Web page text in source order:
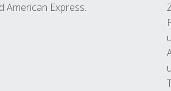
American Express.